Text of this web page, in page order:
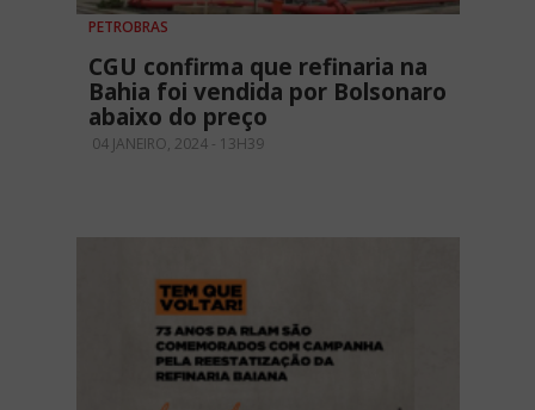
PETROBRAS
CGU confirma que refinaria na
Bahia foi vendida por Bolsonaro
abaixo do preço
04 JANEIRO, 2024 - 13H39